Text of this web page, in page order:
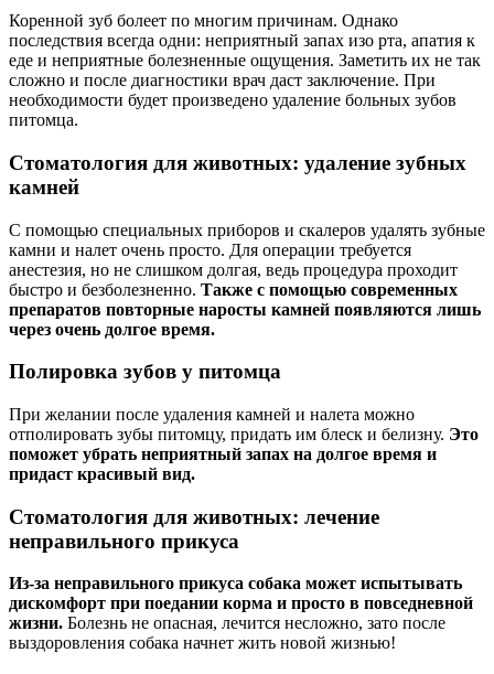
Коренной зуб болеет по многим причинам. Однако
последствия всегда одни: неприятный запах изо рта, апатия к
еде и неприятные болезненные ощущения. Заметить их не так
сложно и после диагностики врач даст заключение. При
необходимости будет произведено удаление больных зубов
питомца.
Стоматология для животных: удаление зубных
камней
С помощью специальных приборов и скалеров удалять зубные
камни и налет очень просто. Для операции требуется
анестезия, но не слишком долгая, ведь процедура проходит
быстро и безболезненно. Также с помощью современных
препаратов повторные наросты камней появляются лишь
через очень долгое время.
Полировка зубов у питомца
При желании после удаления камней и налета можно
отполировать зубы питомцу, придать им блеск и белизну. Это
поможет убрать неприятный запах на долгое время и
придаст красивый вид.
Стоматология для животных: лечение
неправильного прикуса
Из-за неправильного прикуса собака может испытывать
дискомфорт при поедании корма и просто в повседневной
жизни. Болезнь не опасная, лечится несложно, зато после
выздоровления собака начнет жить новой жизнью!